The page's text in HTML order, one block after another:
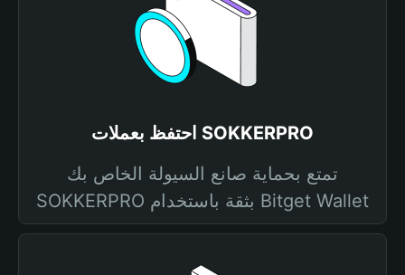
احتفظ بعملات SOKKERPRO
تمتع بحماية صانع السيولة الخاص بك
SOKKERPRO بثقة باستخدام Bitget Wallet